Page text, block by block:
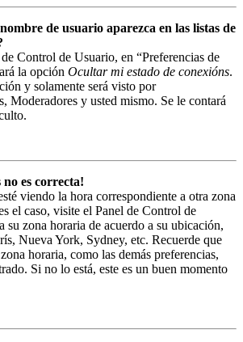
de usuario aparezca en las listas de
Control de Usuario, en “Preferencias de
la opción Ocultar mi estado de conexións.
y solamente será visto por
Moderadores y usted mismo. Se le contará
no es correcta!
viendo la hora correspondiente a otra zona
el caso, visite el Panel de Control de
su zona horaria de acuerdo a su ubicación,
Nueva York, Sydney, etc. Recuerde que
horaria, como las demás preferencias,
Si no lo está, este es un buen momento